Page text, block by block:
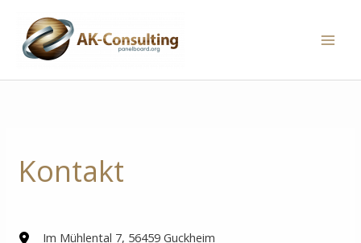
Inhalt
springen
Kontakt
Im Mühlental 7, 56459 Guckheim